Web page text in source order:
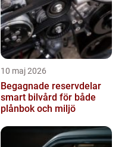
10 maj 2026
Begagnade reservdelar
smart bilvård för både
plånbok och miljö